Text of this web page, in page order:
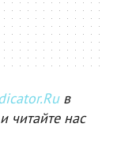
в
читайте нас